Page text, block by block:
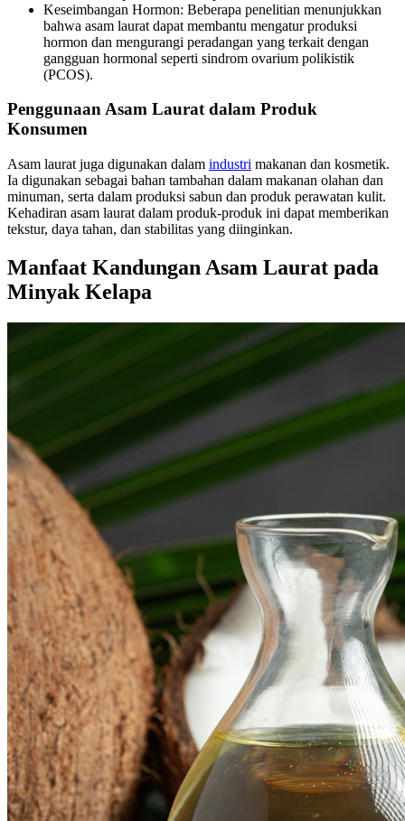
Keseimbangan Hormon: Beberapa penelitian menunjukkan
bahwa asam laurat dapat membantu mengatur produksi
hormon dan mengurangi peradangan yang terkait dengan
gangguan hormonal seperti sindrom ovarium polikistik
(PCOS).
Penggunaan Asam Laurat dalam Produk
Konsumen
Asam laurat juga digunakan dalam industri makanan dan kosmetik.
Ia digunakan sebagai bahan tambahan dalam makanan olahan dan
minuman, serta dalam produksi sabun dan produk perawatan kulit.
Kehadiran asam laurat dalam produk-produk ini dapat memberikan
tekstur, daya tahan, dan stabilitas yang diinginkan.
Manfaat Kandungan Asam Laurat pada
Minyak Kelapa